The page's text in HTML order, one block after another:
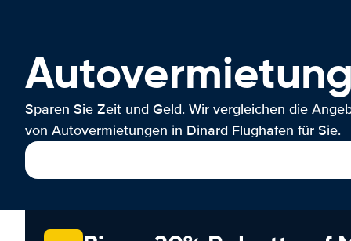
Sparen Sie Zeit und Geld. Wir vergleichen die
von Autovermietungen in Dinard Flughafen für Sie.